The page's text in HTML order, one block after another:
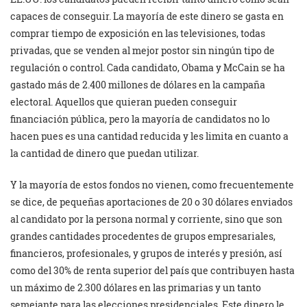
capaces de conseguir. La mayoría de este dinero se gasta en
comprar tiempo de exposición en las televisiones, todas
privadas, que se venden al mejor postor sin ningún tipo de
regulación o control. Cada candidato, Obama y McCain se ha
gastado más de 2.400 millones de dólares en la campaña
electoral. Aquellos que quieran pueden conseguir
financiación pública, pero la mayoría de candidatos no lo
hacen pues es una cantidad reducida y les limita en cuanto a
la cantidad de dinero que puedan utilizar.
Y la mayoría de estos fondos no vienen, como frecuentemente
se dice, de pequeñas aportaciones de 20 o 30 dólares enviados
al candidato por la persona normal y corriente, sino que son
grandes cantidades procedentes de grupos empresariales,
financieros, profesionales, y grupos de interés y presión, así
como del 30% de renta superior del país que contribuyen hasta
un máximo de 2.300 dólares en las primarias y un tanto
semejante para las elecciones presidenciales. Este dinero le